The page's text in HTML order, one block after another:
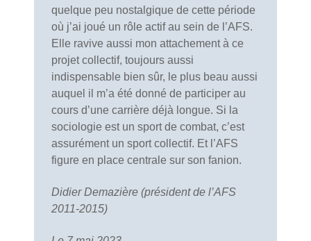
quelque peu nostalgique de cette période
où j’ai joué un rôle actif au sein de l’AFS.
Elle ravive aussi mon attachement à ce
projet collectif, toujours aussi
indispensable bien sûr, le plus beau aussi
auquel il m’a été donné de participer au
cours d’une carrière déjà longue. Si la
sociologie est un sport de combat, c’est
assurément un sport collectif. Et l’AFS
figure en place centrale sur son fanion.
Didier Demazière (président de l’AFS
2011-2015)